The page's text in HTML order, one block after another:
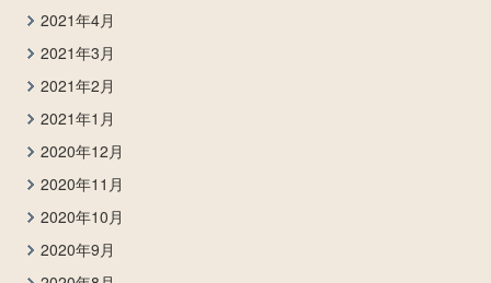
2021年4月
2021年3月
2021年2月
2021年1月
2020年12月
2020年11月
2020年10月
2020年9月